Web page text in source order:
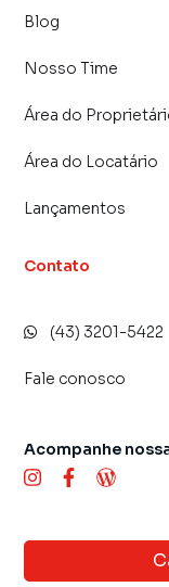
Blog
Nosso Time
Área do
Área do Locatário
Lançamentos
Contato
(43) 3201-5422
Fale conosco
Acompanhe